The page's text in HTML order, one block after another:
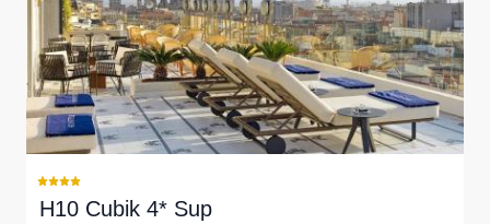
H10 Cubik 4* Sup